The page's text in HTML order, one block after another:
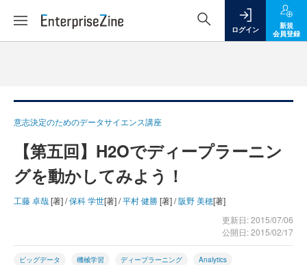
ログイン
新規
会員登録
意志決定のためのデータサイエンス講座
【第五回】H2Oでディープラーニン
グを動かしてみよう！
工藤 卓哉[著] /保科 学世[著] /平村 健勝[著] /阪野 美穂[著]
更新日: 2015/07/06
公開日: 2015/02/17
ビッグデータ 機械学習 ディープラーニング Analytics